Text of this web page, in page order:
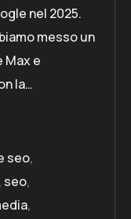
nel 2025.
messo un
Max e
la…
seo,
, seo,
,